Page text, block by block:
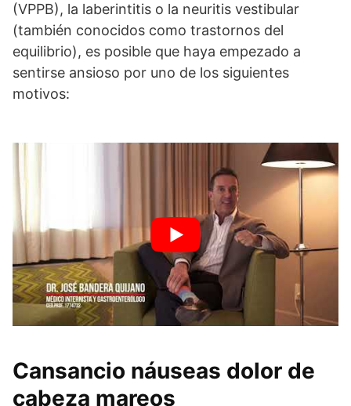
(VPPB), la laberintitis o la neuritis vestibular
(también conocidos como trastornos del
equilibrio), es posible que haya empezado a
sentirse ansioso por uno de los siguientes
motivos:
Cansancio náuseas dolor de
cabeza mareos